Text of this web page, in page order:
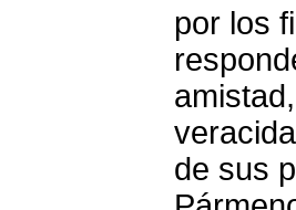
por los
de sus